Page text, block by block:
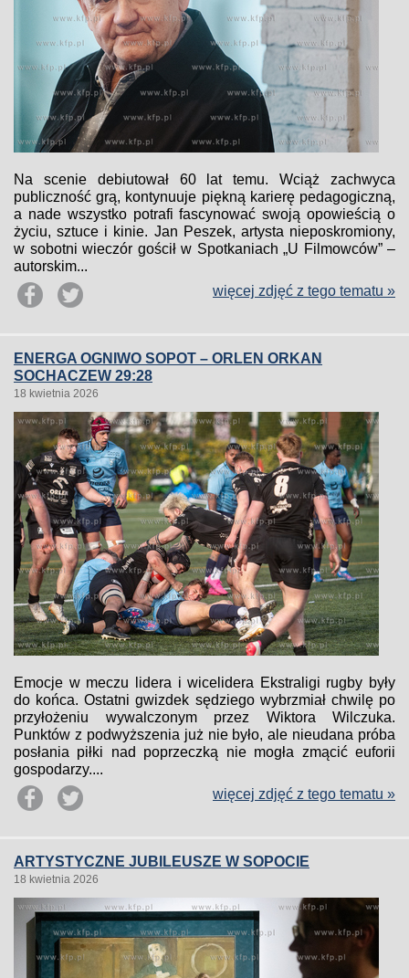
Na scenie debiutował 60 lat temu. Wciąż zachwyca
publiczność grą, kontynuuje piękną karierę pedagogiczną,
a nade wszystko potrafi fascynować swoją opowieścią o
życiu, sztuce i kinie. Jan Peszek, artysta nieposkromiony,
w sobotni wieczór gościł w Spotkaniach „U Filmowców” –
autorskim...
więcej zdjęć z tego tematu »
ENERGA OGNIWO SOPOT – ORLEN ORKAN
SOCHACZEW 29:28
18 kwietnia 2026
Emocje w meczu lidera i wicelidera Ekstraligi rugby były
do końca. Ostatni gwizdek sędziego wybrzmiał chwilę po
przyłożeniu wywalczonym przez Wiktora Wilczuka.
Punktów z podwyższenia już nie było, ale nieudana próba
posłania piłki nad poprzeczką nie mogła zmącić euforii
gospodarzy....
więcej zdjęć z tego tematu »
ARTYSTYCZNE JUBILEUSZE W SOPOCIE
18 kwietnia 2026